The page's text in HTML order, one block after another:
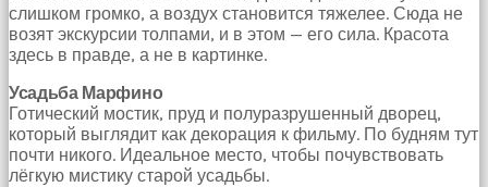
слишком громко, а воздух становится тяжелее. Сюда не
возят экскурсии толпами, и в этом — его сила. Красота
здесь в правде, а не в картинке.
Усадьба Марфино
Готический мостик, пруд и полуразрушенный дворец,
который выглядит как декорация к фильму. По будням тут
почти никого. Идеальное место, чтобы почувствовать
лёгкую мистику старой усадьбы.